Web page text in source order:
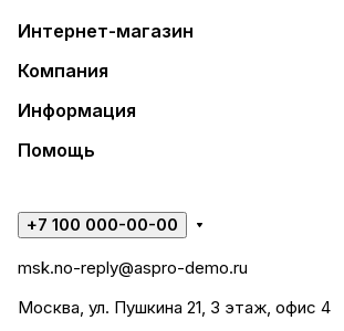
Интернет-магазин
Компания
Информация
Помощь
+7 100 000-00-00
msk.no-reply@aspro-demo.ru
Москва, ул. Пушкина 21, 3 этаж, офис 4